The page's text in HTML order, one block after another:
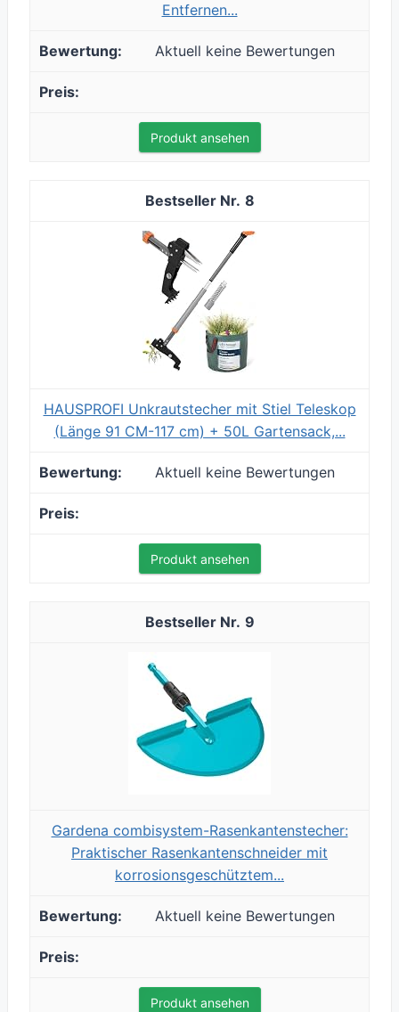
Entfernen...
Aktuell keine Bewertungen
Produkt ansehen
8
HAUSPROFI Unkrautstecher mit Stiel Teleskop
(Länge 91 CM-117 cm) + 50L Gartensack,...
Aktuell keine Bewertungen
Produkt ansehen
9
Gardena combisystem-Rasenkantenstecher:
Praktischer Rasenkantenschneider mit
korrosionsgeschütztem...
Aktuell keine Bewertungen
Produkt ansehen